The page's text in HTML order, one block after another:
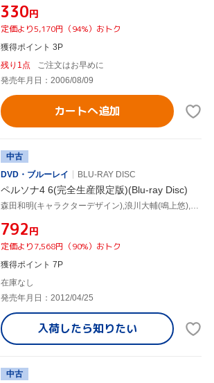
¥330円
定価より5,170円（94%）おトク
獲得ポイント 3P
残り1点
ご注文はお早めに
発売年月日：2006/08/09
カートへ追加
中古
DVD・ブルーレイ
BLU-RAY DISC
ペルソナ4 6(完全生産限定版)(Blu-ray Disc)
森田和明(キャラクターデザイン),浪川大輔(鳴上悠),森久保祥太郎(花村陽介),堀江由衣(里中千枝),目黒将司(音楽)
¥792円
定価より7,568円（90%）おトク
獲得ポイント 7P
在庫なし
発売年月日：2012/04/25
入荷したら知りたい
中古